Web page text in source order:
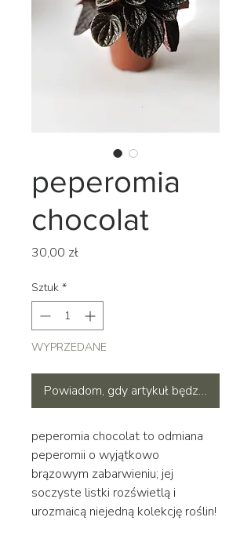
peperomia
chocolat
30,00 złCena
Sztuk *
WYPRZEDANE
Powiadom, gdy artykuł będzie
peperomia chocolat to odmiana
peperomii o wyjątkowo
brązowym zabarwieniu; jej
soczyste listki rozświetlą i
urozmaicą niejedną kolekcję roślin!